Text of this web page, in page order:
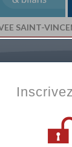
SAINT-
privé